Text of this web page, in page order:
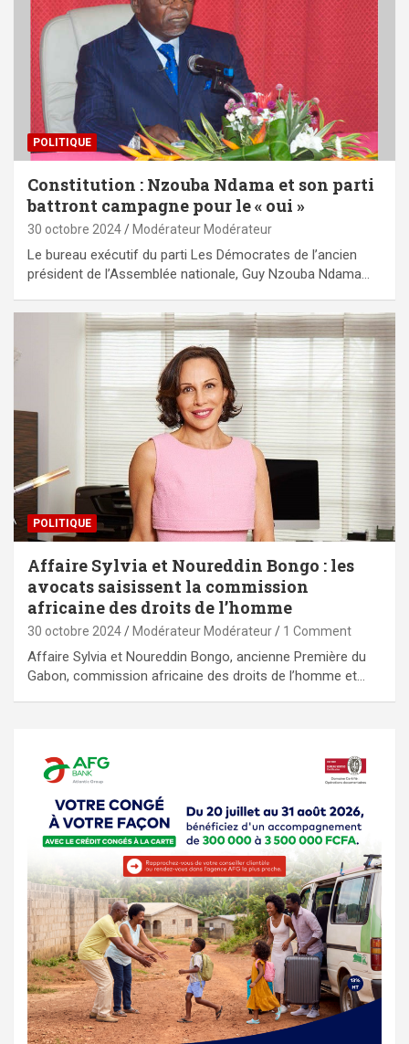
POLITIQUE
Constitution : Nzouba Ndama et son parti
battront campagne pour le « oui »
30 octobre 2024 Modérateur Modérateur
Le bureau exécutif du parti Les Démocrates de l’ancien
président de l’Assemblée nationale, Guy Nzouba Ndama…
POLITIQUE
Affaire Sylvia et Noureddin Bongo : les
avocats saisissent la commission
africaine des droits de l’homme
30 octobre 2024 Modérateur Modérateur 1 Comment
Affaire Sylvia et Noureddin Bongo, ancienne Première du
Gabon, commission africaine des droits de l’homme et…